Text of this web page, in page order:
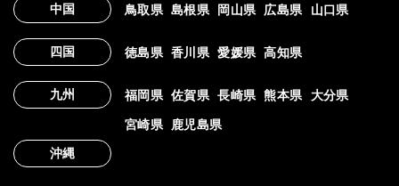
中国 鳥取県 島根県 岡山県 広島県 山口県
四国 徳島県 香川県 愛媛県 高知県
九州 福岡県 佐賀県 長崎県 熊本県 大分県
宮崎県
鹿児島県
沖縄